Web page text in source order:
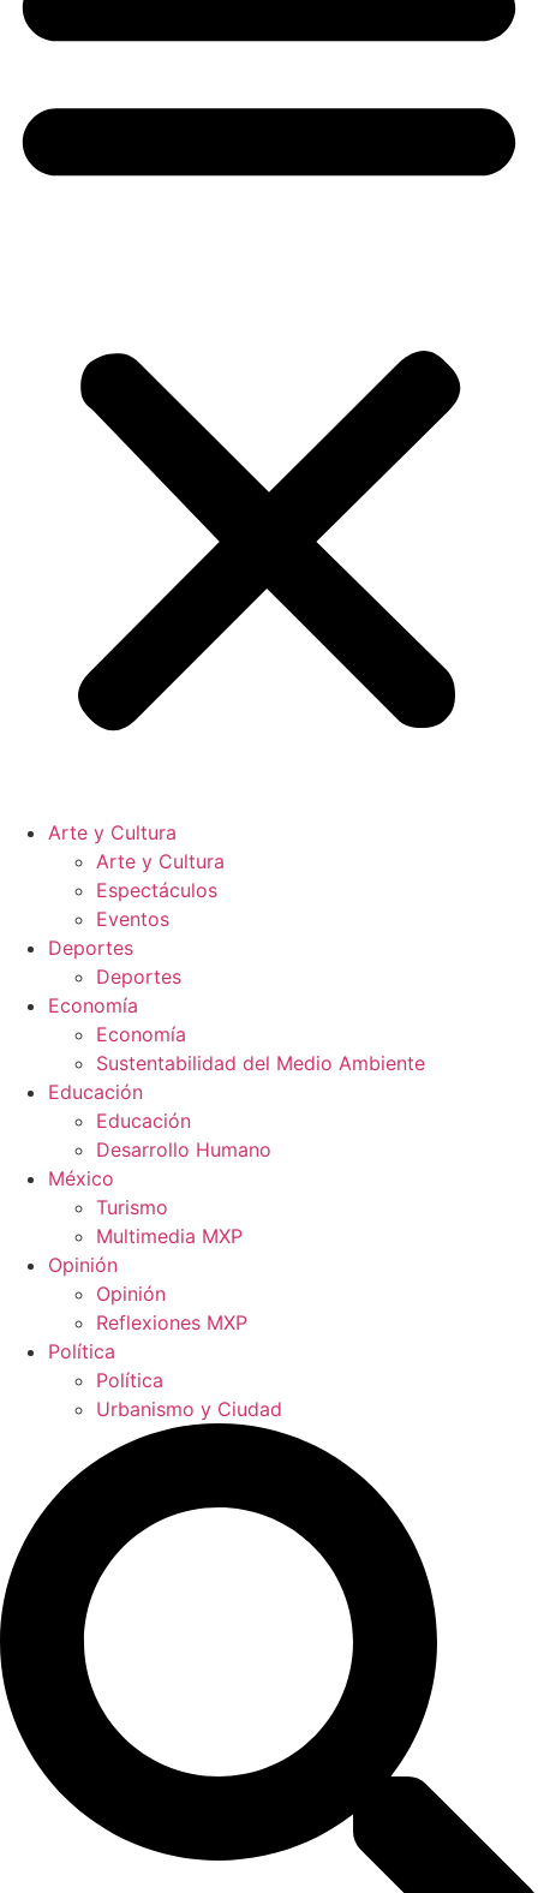
Arte y Cultura
Arte y Cultura
Espectáculos
Eventos
Deportes
Deportes
Economía
Economía
Sustentabilidad del Medio Ambiente
Educación
Educación
Desarrollo Humano
México
Turismo
Multimedia MXP
Opinión
Opinión
Reflexiones MXP
Política
Política
Urbanismo y Ciudad